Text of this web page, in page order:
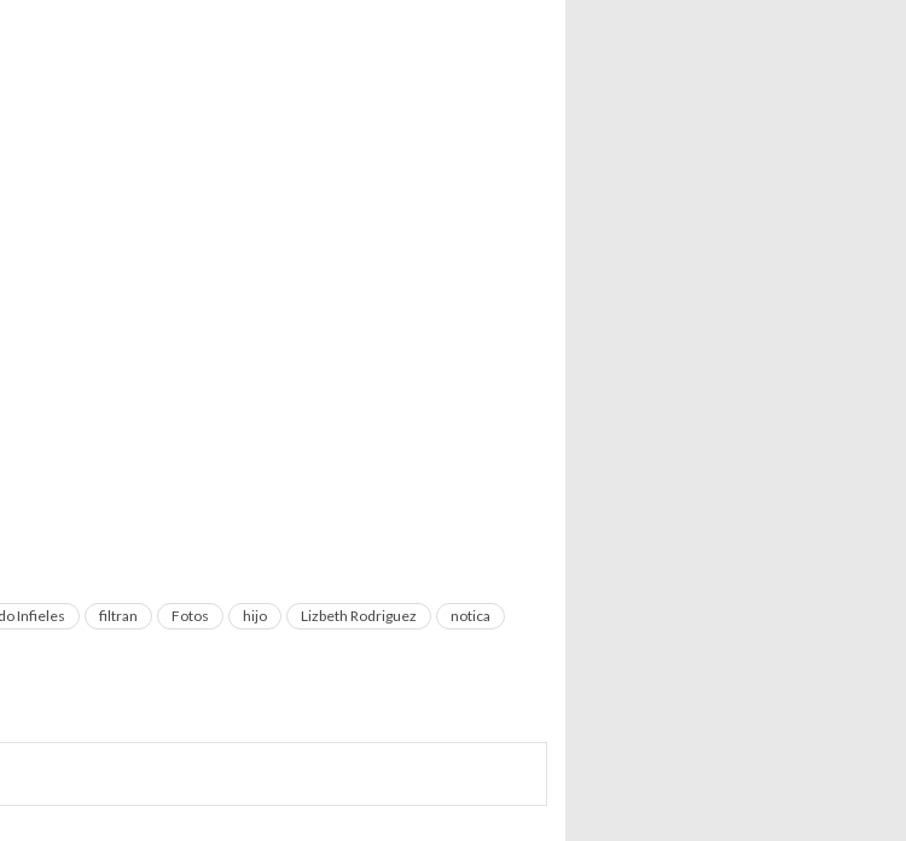
Infieles filtran Fotos hijo Lizbeth Rodriguez
notica